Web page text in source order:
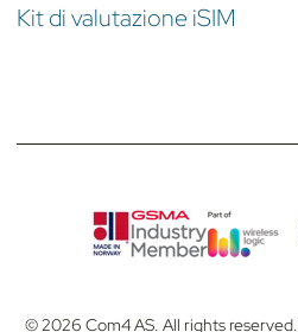
Kit di valutazione iSIM
© 2026 Com4 AS. All rights reserved.